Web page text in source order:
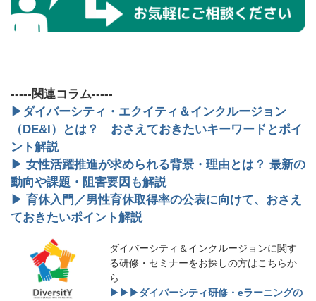
-----関連コラム-----
▶ダイバーシティ・エクイティ＆インクルージョン
（DE&I）とは？ おさえておきたいキーワードとポイ
ント解説
▶ 女性活躍推進が求められる背景・理由とは？ 最新の
動向や課題・阻害要因も解説
▶ 育休入門／男性育休取得率の公表に向けて、おさえ
ておきたいポイント解説
ダイバーシティ＆インクルージョンに関す
る研修・セミナーをお探しの方はこちらか
ら
▶▶▶ダイバーシティ研修・eラーニングの